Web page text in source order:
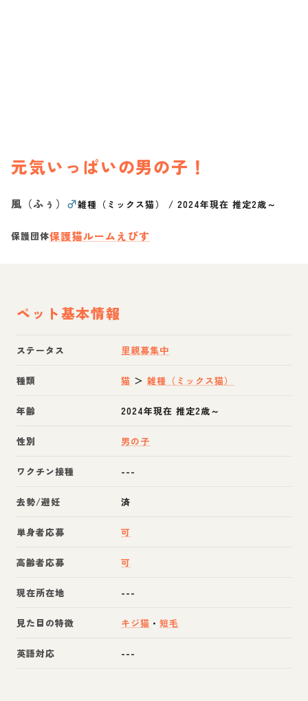
元気いっぱいの男の子！
風（ふぅ） ♂雑種（ミックス猫） / 2024年現在 推定2歳～
保護団体保護猫ルームえびす
ペット基本情報
ステータス 里親募集中
種類 猫 ＞雑種（ミックス猫）
年齢 2024年現在 推定2歳～
性別 男の子
ワクチン接種 ---
去勢/避妊 済
単身者応募 可
高齢者応募 可
現在所在地 ---
見た目の特徴 キジ猫 ・短毛
英語対応 ---